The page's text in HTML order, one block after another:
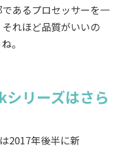
あるプロセッサーを一
れほど品質がいいの
。
リーズはさら
2017年後半に新